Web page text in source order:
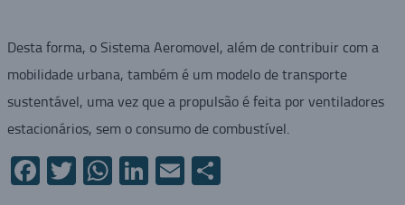
Desta forma, o Sistema Aeromovel, além de contribuir com a
mobilidade urbana, também é um modelo de transporte
sustentável, uma vez que a propulsão é feita por ventiladores
estacionários, sem o consumo de combustível.
Facebook
Twitter
WhatsApp
LinkedIn
EmailCompartilhar